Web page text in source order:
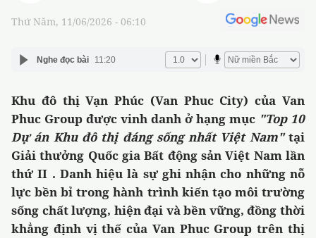
Thứ Năm, 11/06/2026 - 06:10
Nghe đọc bài 11:20
Khu đô thị Vạn Phúc (Van Phuc City) của Van
Phuc Group được vinh danh ở hạng mục "Top 10
Dự án Khu đô thị đáng sống nhất Việt Nam"tại
Giải thưởng Quốc gia Bất động sản Việt Nam lần
thứ II . Danh hiệu là sự ghi nhận cho những nỗ
lực bền bỉ trong hành trình kiến tạo môi trường
sống chất lượng, hiện đại và bền vững, đồng thời
khẳng định vị thế của Van Phuc Group trên thị